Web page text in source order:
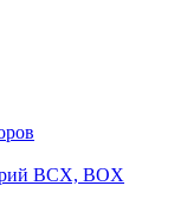
BCX, BOX